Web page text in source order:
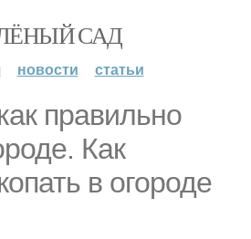
САД
новости статьи
правильно
Как
в огороде